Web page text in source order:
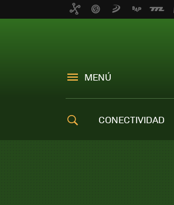
MENÚ
CONECTIVIDAD